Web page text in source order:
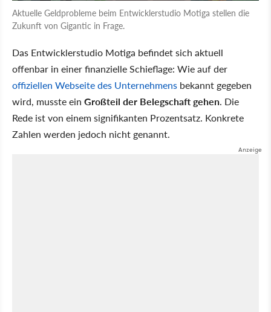
Aktuelle Geldprobleme beim Entwicklerstudio Motiga stellen die
Zukunft von Gigantic in Frage.
Das Entwicklerstudio Motiga befindet sich aktuell
offenbar in einer finanzielle Schieflage: Wie auf der
offiziellen Webseite des Unternehmens bekannt gegeben
wird, musste ein Großteil der Belegschaft gehen. Die
Rede ist von einem signifikanten Prozentsatz. Konkrete
Zahlen werden jedoch nicht genannt.